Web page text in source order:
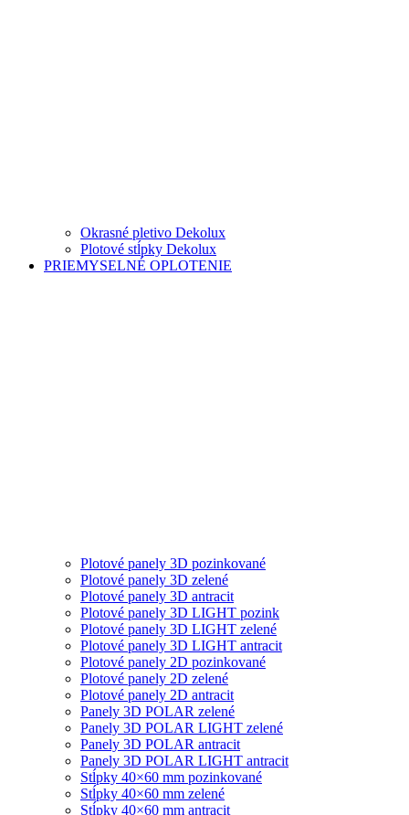
Okrasné pletivo Dekolux
Plotové stĺpky Dekolux
PRIEMYSELNÉ OPLOTENIE
Plotové panely 3D pozinkované
Plotové panely 3D zelené
Plotové panely 3D antracit
Plotové panely 3D LIGHT pozink
Plotové panely 3D LIGHT zelené
Plotové panely 3D LIGHT antracit
Plotové panely 2D pozinkované
Plotové panely 2D zelené
Plotové panely 2D antracit
Panely 3D POLAR zelené
Panely 3D POLAR LIGHT zelené
Panely 3D POLAR antracit
Panely 3D POLAR LIGHT antracit
Stĺpky 40×60 mm pozinkované
Stĺpky 40×60 mm zelené
Stĺpky 40×60 mm antracit